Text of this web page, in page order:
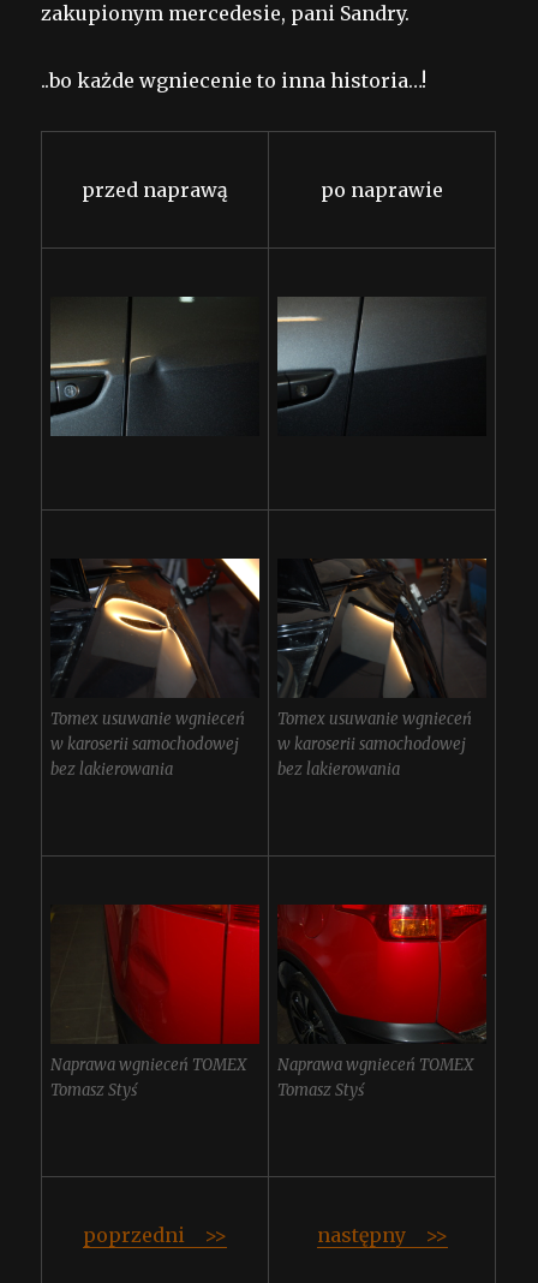
zakupionym mercedesie, pani Sandry.
..bo każde wgniecenie to inna historia…!
przed naprawą po naprawie
Tomex usuwanie wgnieceń
w karoserii samochodowej
bez lakierowania
Tomex usuwanie wgnieceń
w karoserii samochodowej
bez lakierowania
Naprawa wgnieceń TOMEX
Tomasz Styś
Naprawa wgnieceń TOMEX
Tomasz Styś
poprzedni >> następny >>